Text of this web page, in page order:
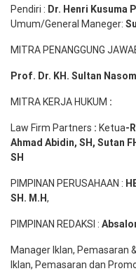
Pendiri : Dr. Henri Kusuma
Umum/General Maneger:
MITRA PENANGGUNG
Prof. Dr. KH. Sultan
MITRA KERJA HUKUM :
Law Firm Partners : Ketua-
Ahmad Abidin, SH, Sutan
SH
PIMPINAN PERUSAHAAN :
SH . M.H,
PIMPINAN REDAKSI :
Manager Iklan, Pemasaran
Iklan, Pemasaran dan